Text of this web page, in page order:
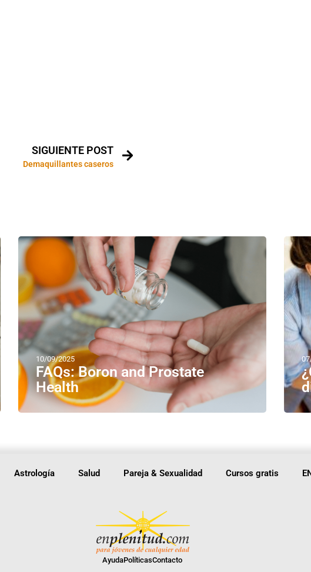
SIGUIENTE POST
Demaquillantes caseros
10/09/2025
FAQs: Boron and Prostate
Health
Astrología Salud Pareja & Sexualidad Cursos gratis
AyudaPolíticasContacto